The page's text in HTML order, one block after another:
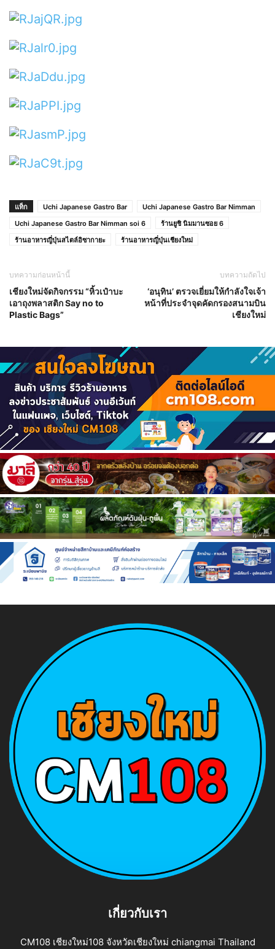
แท็ก Uchi Japanese Gastro Bar
Uchi Japanese Gastro Bar Nimman
Uchi Japanese Gastro Bar Nimman soi 6
ร้านยูชิ นิมมานซอย 6
ร้านอาหารญี่ปุ่นสไตล์อิซากายะ
ร้านอาหารญี่ปุ่นเชียงใหม่
บทความก่อนหน้านี้
เชียงใหม่จัดกิจกรรม “หิ้วเป๋าบะ
เอาถุงพลาสติก Say no to
Plastic Bags”
บทความถัดไป
‘อนุทิน’ ตรวจเยี่ยมให้กำลังใจเจ้า
หน้าที่ประจำจุดคัดกรองสนามบิน
เชียงใหม่
เกี่ยวกับเรา
CM108 เชียงใหม่108 จังหวัดเชียงใหม่ chiangmai Thailand